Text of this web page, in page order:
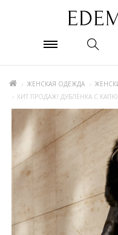
ЖЕНСКАЯ ОДЕЖДА
ХИТ ПРОДАЖ! ДУБЛЁНКА С